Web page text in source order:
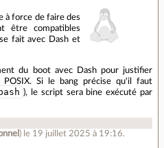
à force de faire des
être compatibles
fait avec Dash et
du boot avec Dash pour justifier
POSIX. Si le bang précise qu'il faut
), le script sera bine exécuté par
) le 19 juillet 2025 à 19:16.